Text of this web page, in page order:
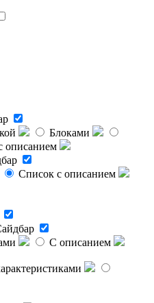
Блоками
описанием
Список с описанием
С описанием